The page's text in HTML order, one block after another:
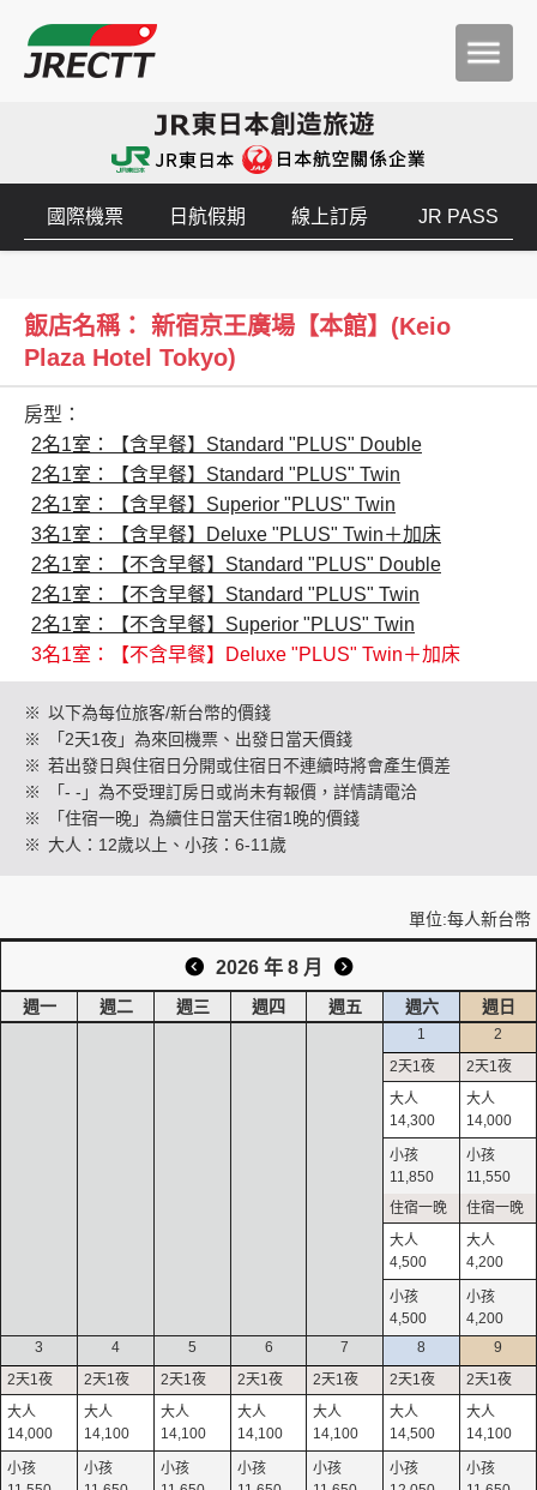
創造旅遊
國際機票 日航假期 線上訂房 JR PASS
飯店名稱： 新宿京王廣場【本館】(Keio
Plaza Hotel Tokyo)
房型：
2名1室：【含早餐】Standard "PLUS" Double
2名1室：【含早餐】Standard "PLUS" Twin
2名1室：【含早餐】Superior "PLUS" Twin
3名1室：【含早餐】Deluxe "PLUS" Twin＋加床
2名1室：【不含早餐】Standard "PLUS" Double
2名1室：【不含早餐】Standard "PLUS" Twin
2名1室：【不含早餐】Superior "PLUS" Twin
3名1室：【不含早餐】Deluxe "PLUS" Twin＋加床
※ 以下為每位旅客/新台幣的價錢
※
「2天1夜」為來回機票、出發日當天價錢
※ 若出發日與住宿日分開或住宿日不連續時將會產生價差
※
「- -」為不受理訂房日或尚未有報價，詳情請電洽
※
「住宿一晚」為續住日當天住宿1晚的價錢
※ 大人：12歲以上、小孩：6-11歲
單位:每人新台幣
2026 年 8 月
週一 週二 週三 週四 週五 週六 週日
1
14,300
11,850
4,500
4,500
2
14,000
11,550
4,200
4,200
3
14,000
4
14,100
5
14,100
6
14,100
7
14,100
8
14,500
9
14,100